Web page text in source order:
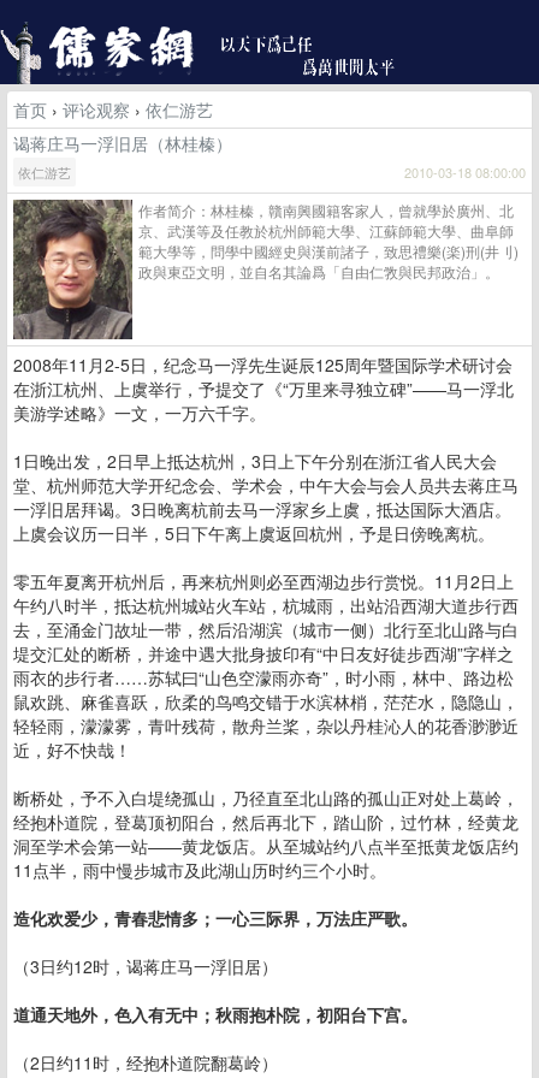
首页 › 评论观察 › 依仁游艺
谒蒋庄马一浮旧居（林桂榛）
依仁游艺 2010-03-18 08:00:00
作者简介：林桂榛，贛南興國籍客家人，曾就學於廣州、北
京、武漢等及任教於杭州師範大學、江蘇師範大學、曲阜師
範大學等，問學中國經史與漢前諸子，致思禮樂(楽)刑(井刂)
政與東亞文明，並自名其論爲「自由仁敩與民邦政治」。
2008年11月2-5日，纪念马一浮先生诞辰125周年暨国际学术研讨会
在浙江杭州、上虞举行，予提交了《“万里来寻独立碑”——马一浮北
美游学述略》一文，一万六千字。
1日晚出发，2日早上抵达杭州，3日上下午分别在浙江省人民大会
堂、杭州师范大学开纪念会、学术会，中午大会与会人员共去蒋庄马
一浮旧居拜谒。3日晚离杭前去马一浮家乡上虞，抵达国际大酒店。
上虞会议历一日半，5日下午离上虞返回杭州，予是日傍晚离杭。
零五年夏离开杭州后，再来杭州则必至西湖边步行赏悦。11月2日上
午约八时半，抵达杭州城站火车站，杭城雨，出站沿西湖大道步行西
去，至涌金门故址一带，然后沿湖滨（城市一侧）北行至北山路与白
堤交汇处的断桥，并途中遇大批身披印有“中日友好徒步西湖”字样之
雨衣的步行者……苏轼曰“山色空濛雨亦奇”，时小雨，林中、路边松
鼠欢跳、麻雀喜跃，欣柔的鸟鸣交错于水滨林梢，茫茫水，隐隐山，
轻轻雨，濛濛雾，青叶残荷，散舟兰桨，杂以丹桂沁人的花香渺渺近
近，好不快哉！
断桥处，予不入白堤绕孤山，乃径直至北山路的孤山正对处上葛岭，
经抱朴道院，登葛顶初阳台，然后再北下，踏山阶，过竹林，经黄龙
洞至学术会第一站——黄龙饭店。从至城站约八点半至抵黄龙饭店约
11点半，雨中慢步城市及此湖山历时约三个小时。
造化欢爱少，青春悲情多；一心三际界，万法庄严歌。
（3日约12时，谒蒋庄马一浮旧居）
道通天地外，色入有无中；秋雨抱朴院，初阳台下宫。
（2日约11时，经抱朴道院翻葛岭）